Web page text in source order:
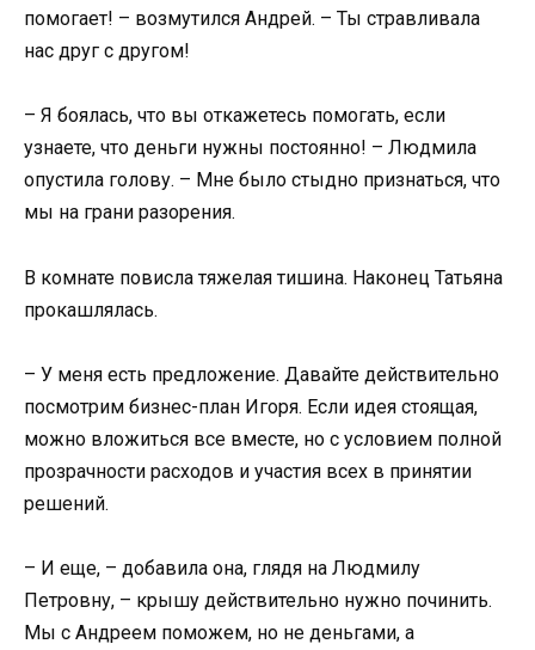
помогает! – возмутился Андрей. – Ты стравливала
нас друг с другом!
– Я боялась, что вы откажетесь помогать, если
узнаете, что деньги нужны постоянно! – Людмила
опустила голову. – Мне было стыдно признаться, что
мы на грани разорения.
В комнате повисла тяжелая тишина. Наконец Татьяна
прокашлялась.
– У меня есть предложение. Давайте действительно
посмотрим бизнес-план Игоря. Если идея стоящая,
можно вложиться все вместе, но с условием полной
прозрачности расходов и участия всех в принятии
решений.
– И еще, – добавила она, глядя на Людмилу
Петровну, – крышу действительно нужно починить.
Мы с Андреем поможем, но не деньгами, а